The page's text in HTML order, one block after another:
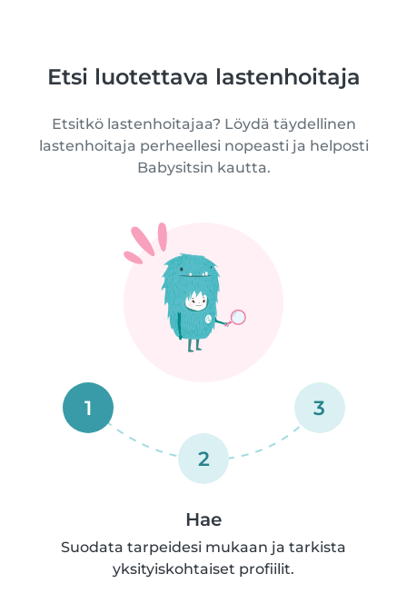
Etsi luotettava lastenhoitaja
Etsitkö lastenhoitajaa? Löydä täydellinen
lastenhoitaja perheellesi nopeasti ja helposti
Babysitsin kautta.
1
2
3
Hae
Suodata tarpeidesi mukaan ja tarkista
yksityiskohtaiset profiilit.